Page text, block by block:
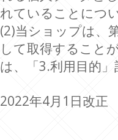
れていることにつ
(2)当ショップは、
して取得すること
は、「3.利用目的
2022年4月1日改正